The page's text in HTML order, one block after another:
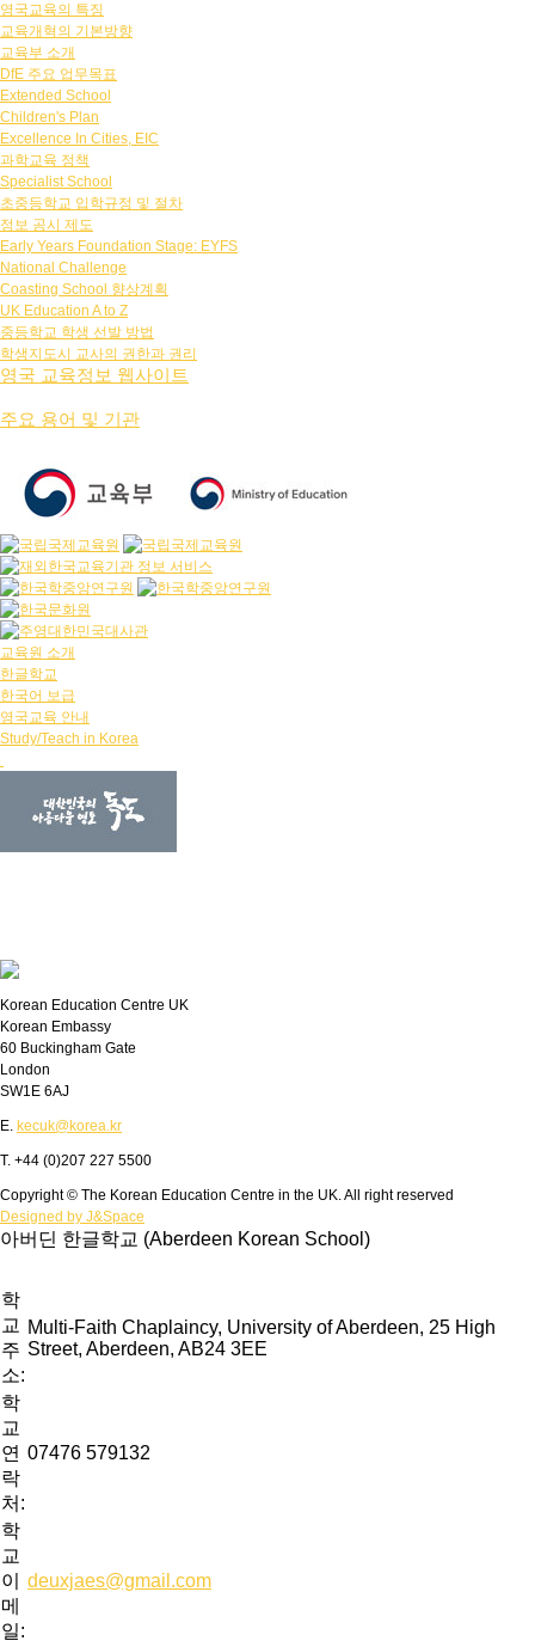
영국교육의 특징
교육개혁의 기본방향
교육부 소개
DfE 주요 업무목표
Extended School
Children's Plan
Excellence In Cities, EIC
과학교육 정책
Specialist School
초중등학교 입학규정 및 절차
정보 공시 제도
Early Years Foundation Stage: EYFS
National Challenge
Coasting School 향상계획
UK Education A to Z
중등학교 학생 선발 방법
학생지도시 교사의 권한과 권리
영국 교육정보 웹사이트
주요 용어 및 기관
교육원 소개
한글학교
한국어 보급
영국교육 안내
Study/Teach in Korea
Korean Education Centre UK
Korean Embassy
60 Buckingham Gate
London
SW1E 6AJ
E. kecuk@korea.kr
T. +44 (0)207 227 5500
Copyright © The Korean Education Centre in the UK. All right reserved
Designed by J&Space
아버딘 한글학교 (Aberdeen Korean School)
학
교
주
소:
Multi-Faith Chaplaincy, University of Aberdeen, 25 High
Street, Aberdeen, AB24 3EE
학
교
연
락
처:
07476 579132
학
교
이
메
일:
deuxjaes@gmail.com